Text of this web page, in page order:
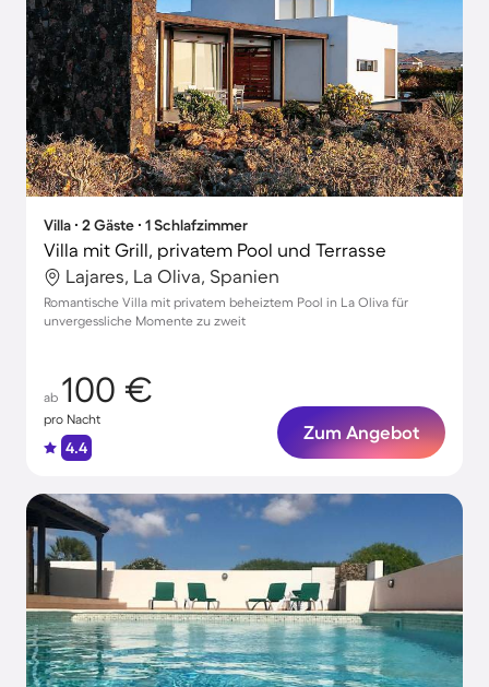
Villa ∙ 2 Gäste ∙ 1 Schlafzimmer
Villa mit Grill, privatem Pool und Terrasse
Lajares, La Oliva, Spanien
Romantische Villa mit privatem beheiztem Pool in La Oliva für
unvergessliche Momente zu zweit
ab 100 €
pro Nacht
4.4
Zum Angebot